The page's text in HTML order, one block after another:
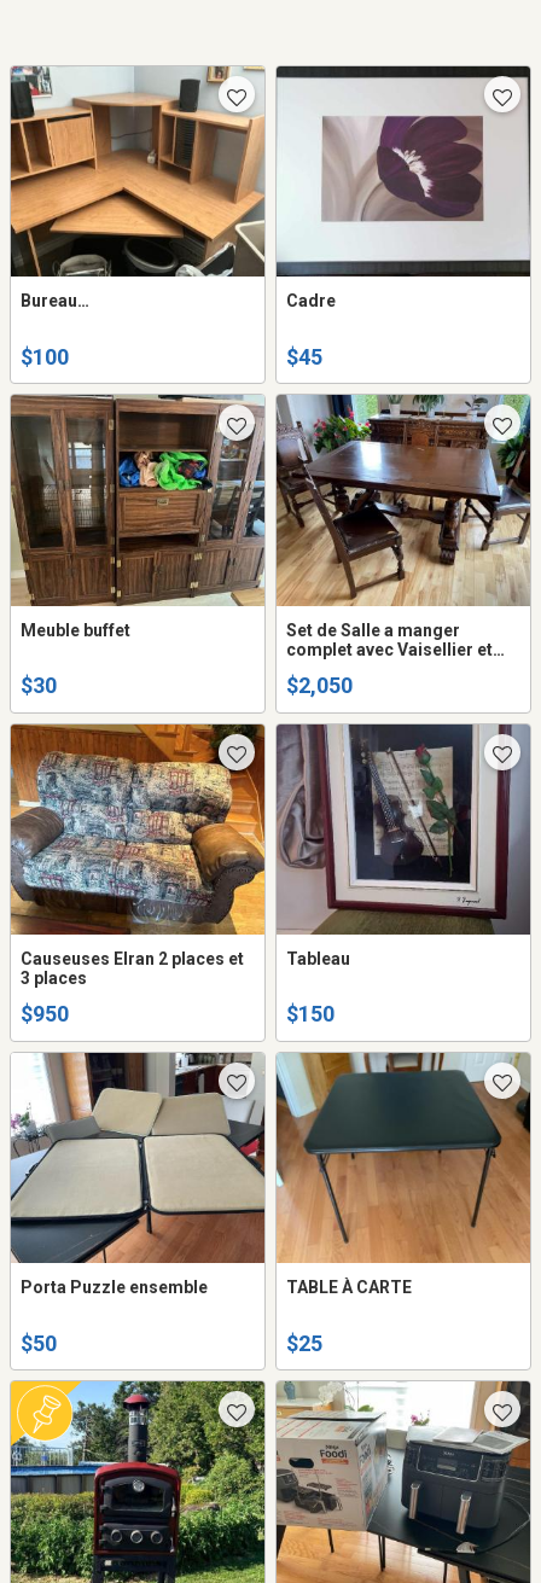
Bureau…
$100
Cadre
$45
Meuble buffet
$30
Set de Salle a manger
complet avec Vaisellier et
$2,050
Causeuses Elran 2 places et
3 places
$950
Tableau
$150
Porta Puzzle ensemble
$50
TABLE À CARTE
$25